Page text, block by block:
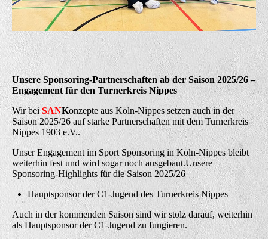
Unsere Sponsoring-Partnerschaften ab der Saison 2025/26 –
Engagement für den Turnerkreis Nippes
Wir beiSANKonzepte aus Köln-Nippes setzen auch in der
Saison 2025/26 auf starke Partnerschaften mit dem Turnerkreis
Nippes 1903 e.V..
Unser Engagement im Sport Sponsoring in Köln-Nippes bleibt
weiterhin fest und wird sogar noch ausgebaut.Unsere
Sponsoring-Highlights für die Saison 2025/26
Hauptsponsor der C1-Jugend des Turnerkreis Nippes
Auch in der kommenden Saison sind wir stolz darauf, weiterhin
als Hauptsponsor der C1-Jugend zu fungieren.